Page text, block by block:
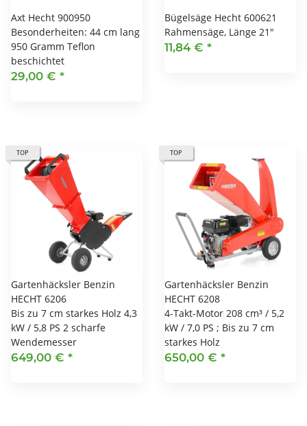
Axt Hecht 900950
Besonderheiten: 44 cm lang
950 Gramm Teflon
beschichtet
29,00 € *
Bügelsäge Hecht 600621
Rahmensäge, Länge 21"
11,84 € *
TOP
Gartenhäcksler Benzin
HECHT 6206
Bis zu 7 cm starkes Holz 4,3
kW / 5,8 PS 2 scharfe
Wendemesser
649,00 € *
TOP
Gartenhäcksler Benzin
HECHT 6208
4-Takt-Motor 208 cm³ / 5,2
kW / 7,0 PS ; Bis zu 7 cm
starkes Holz
650,00 € *